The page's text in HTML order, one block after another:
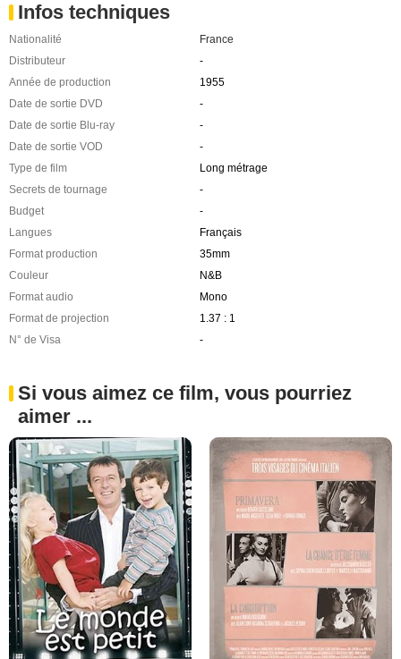
Infos techniques
Nationalité
France
Distributeur
-
Année de production
1955
Date de sortie DVD
-
Date de sortie Blu-ray
-
Date de sortie VOD
-
Type de film
Long métrage
Secrets de tournage
-
Budget
-
Langues
Français
Format production
35mm
Couleur
N&B
Format audio
Mono
Format de projection
1.37 : 1
N° de Visa
-
Si vous aimez ce film, vous pourriez
aimer ...